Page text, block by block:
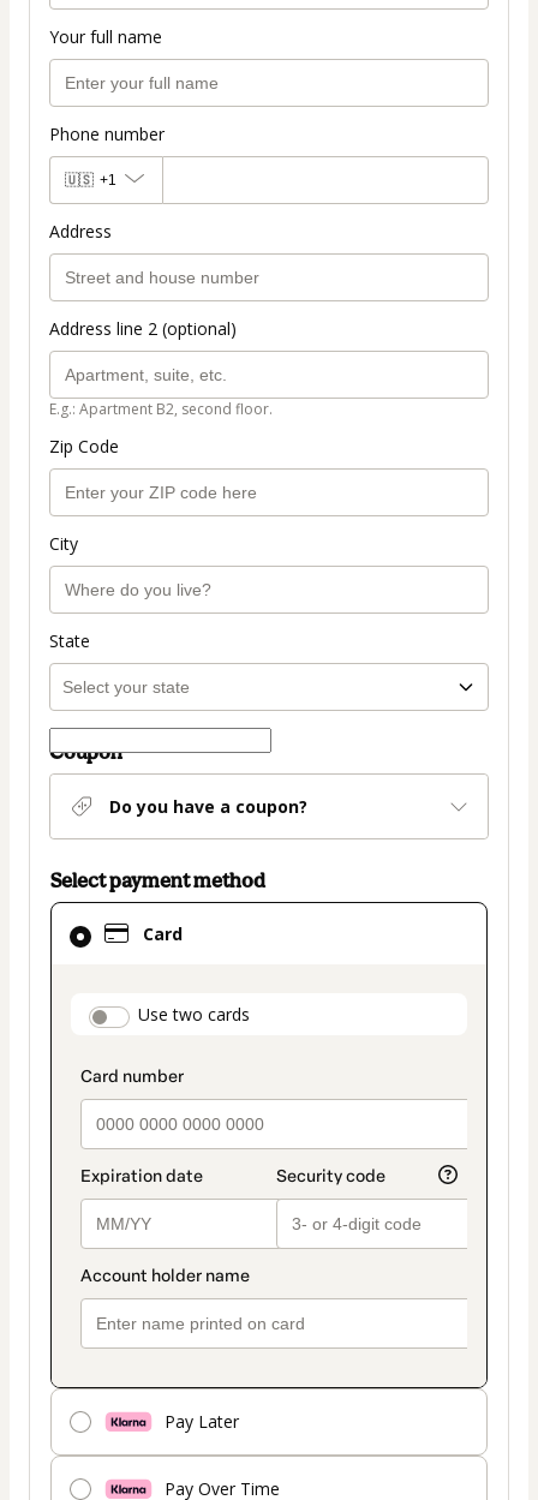
Your full name
Phone number
🇺🇸 +1
Address
Address line 2 (optional)
E.g.: Apartment B2, second floor.
Zip Code
City
State
Coupon
Do you have a coupon?
Select payment method
Card
payment_data.section_title_v2
Use two cards
Pay Later
Pay Over Time
Card
selected
method